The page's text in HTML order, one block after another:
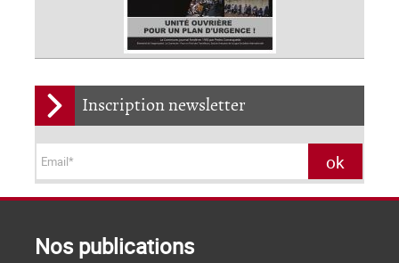
Inscription newsletter
Nos publications